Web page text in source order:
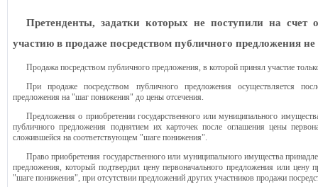
Претенденты, задатки которых не поступили на счет
участию впродаже посредством публичного предложения не
Продажа посредством публичного предложения, в которой принял участие
При продаже посредством публичного предложения осуществляется
предложения на "шаг понижения" до цены отсечения.
Предложения о приобретении государственного или муниципального
публичного предложения поднятием их карточек после оглашения цены
сложившейся на соответствующем "шаге понижения".
Право приобретения государственного или муниципального имущества
предложения, который подтвердил цену первоначального предложения или
"шаге понижения", при отсутствии предложений других участников продажи